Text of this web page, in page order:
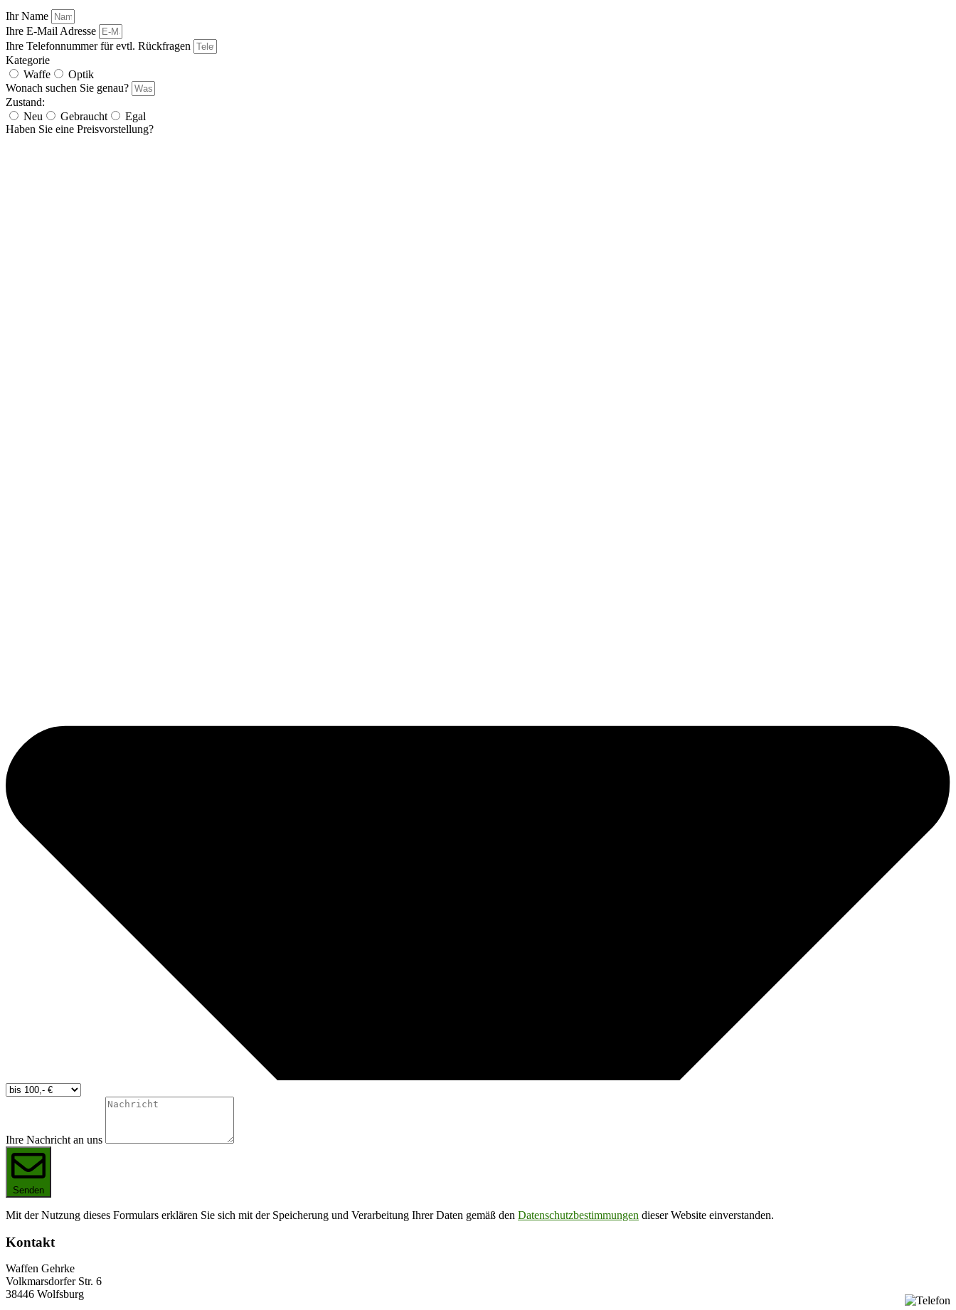
Ihr Name
Ihre E-Mail Adresse
Ihre Telefonnummer für evtl. Rückfragen
Kategorie
Waffe
Optik
Wonach suchen Sie genau?
Zustand:
Neu
Gebraucht
Egal
Haben Sie eine Preisvorstellung?
Ihre Nachricht an uns
Senden
Mit der Nutzung dieses Formulars erklären Sie sich mit der Speicherung und Verarbeitung Ihrer Daten gemäß den Datenschutzbestimmungen dieser Website einverstanden.
Kontakt
Waffen Gehrke
Volkmarsdorfer Str. 6
38446 Wolfsburg